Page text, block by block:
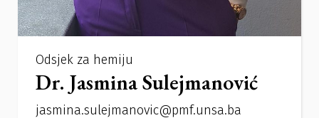
Odsjek za hemiju
Dr. Jasmina Sulejmanović
jasmina.sulejmanovic@pmf.unsa.ba